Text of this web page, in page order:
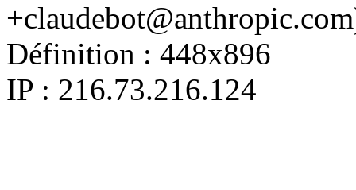
Définition : 448x896
IP : 216.73.216.124